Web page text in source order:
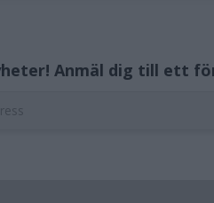
Anmäl dig till ett